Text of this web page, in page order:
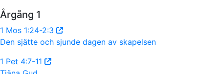
Årgång 1
1 Mos 1:24-2:3
Den sjätte och sjunde dagen av skapelsen
1 Pet 4:7-11